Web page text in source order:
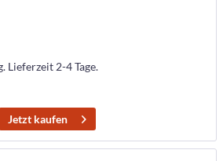
Lieferzeit 2-4 Tage.
Jetzt kaufen